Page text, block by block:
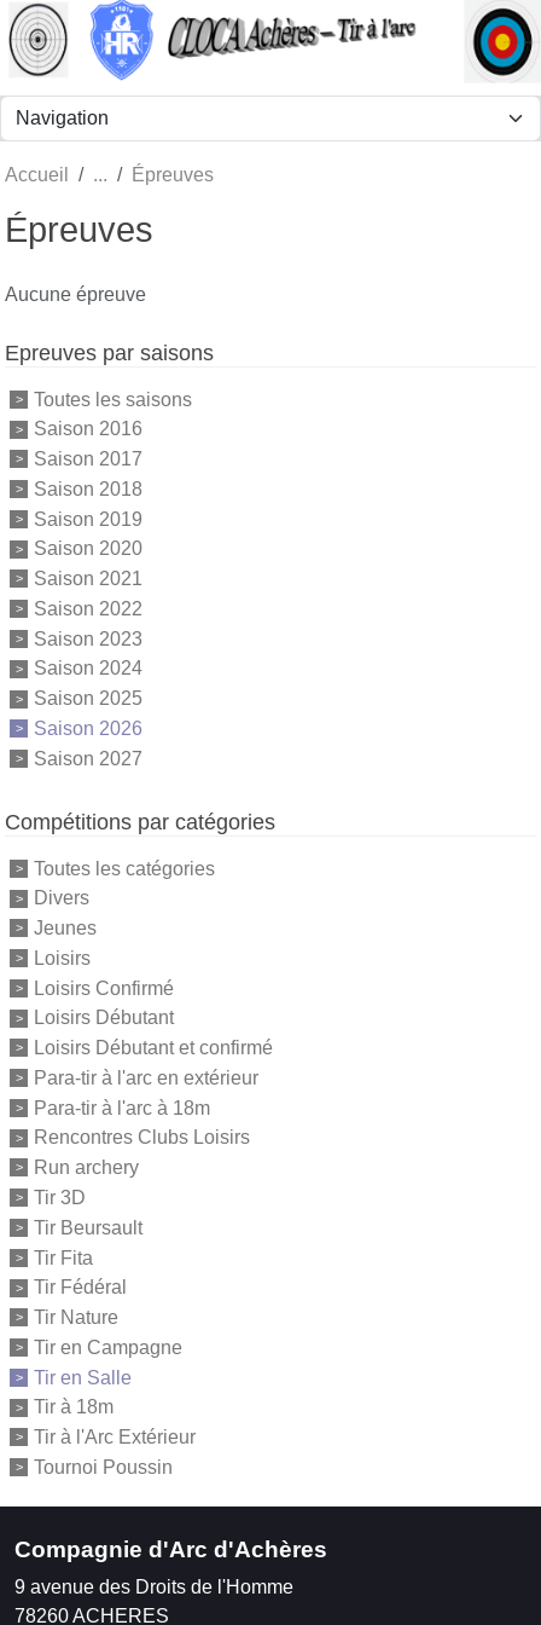
Accueil Épreuves
Épreuves
Aucune épreuve
Epreuves par saisons
Toutes les saisons
Saison 2016
Saison 2017
Saison 2018
Saison 2019
Saison 2020
Saison 2021
Saison 2022
Saison 2023
Saison 2024
Saison 2025
Saison 2026
Saison 2027
Compétitions par catégories
Toutes les catégories
Divers
Jeunes
Loisirs
Loisirs Confirmé
Loisirs Débutant
Loisirs Débutant et confirmé
Para-tir à l'arc en extérieur
Para-tir à l'arc à 18m
Rencontres Clubs Loisirs
Run archery
Tir 3D
Tir Beursault
Tir Fita
Tir Fédéral
Tir Nature
Tir en Campagne
Tir en Salle
Tir à 18m
Tir à l'Arc Extérieur
Tournoi Poussin
Compagnie d'Arc d'Achères
9 avenue des Droits de l'Homme
78260ACHERES
Panneau de gestion des cookies